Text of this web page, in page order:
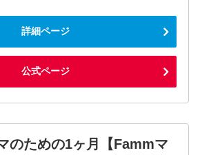
詳細ページ
公式ページ
ための1ヶ月【Fammマ